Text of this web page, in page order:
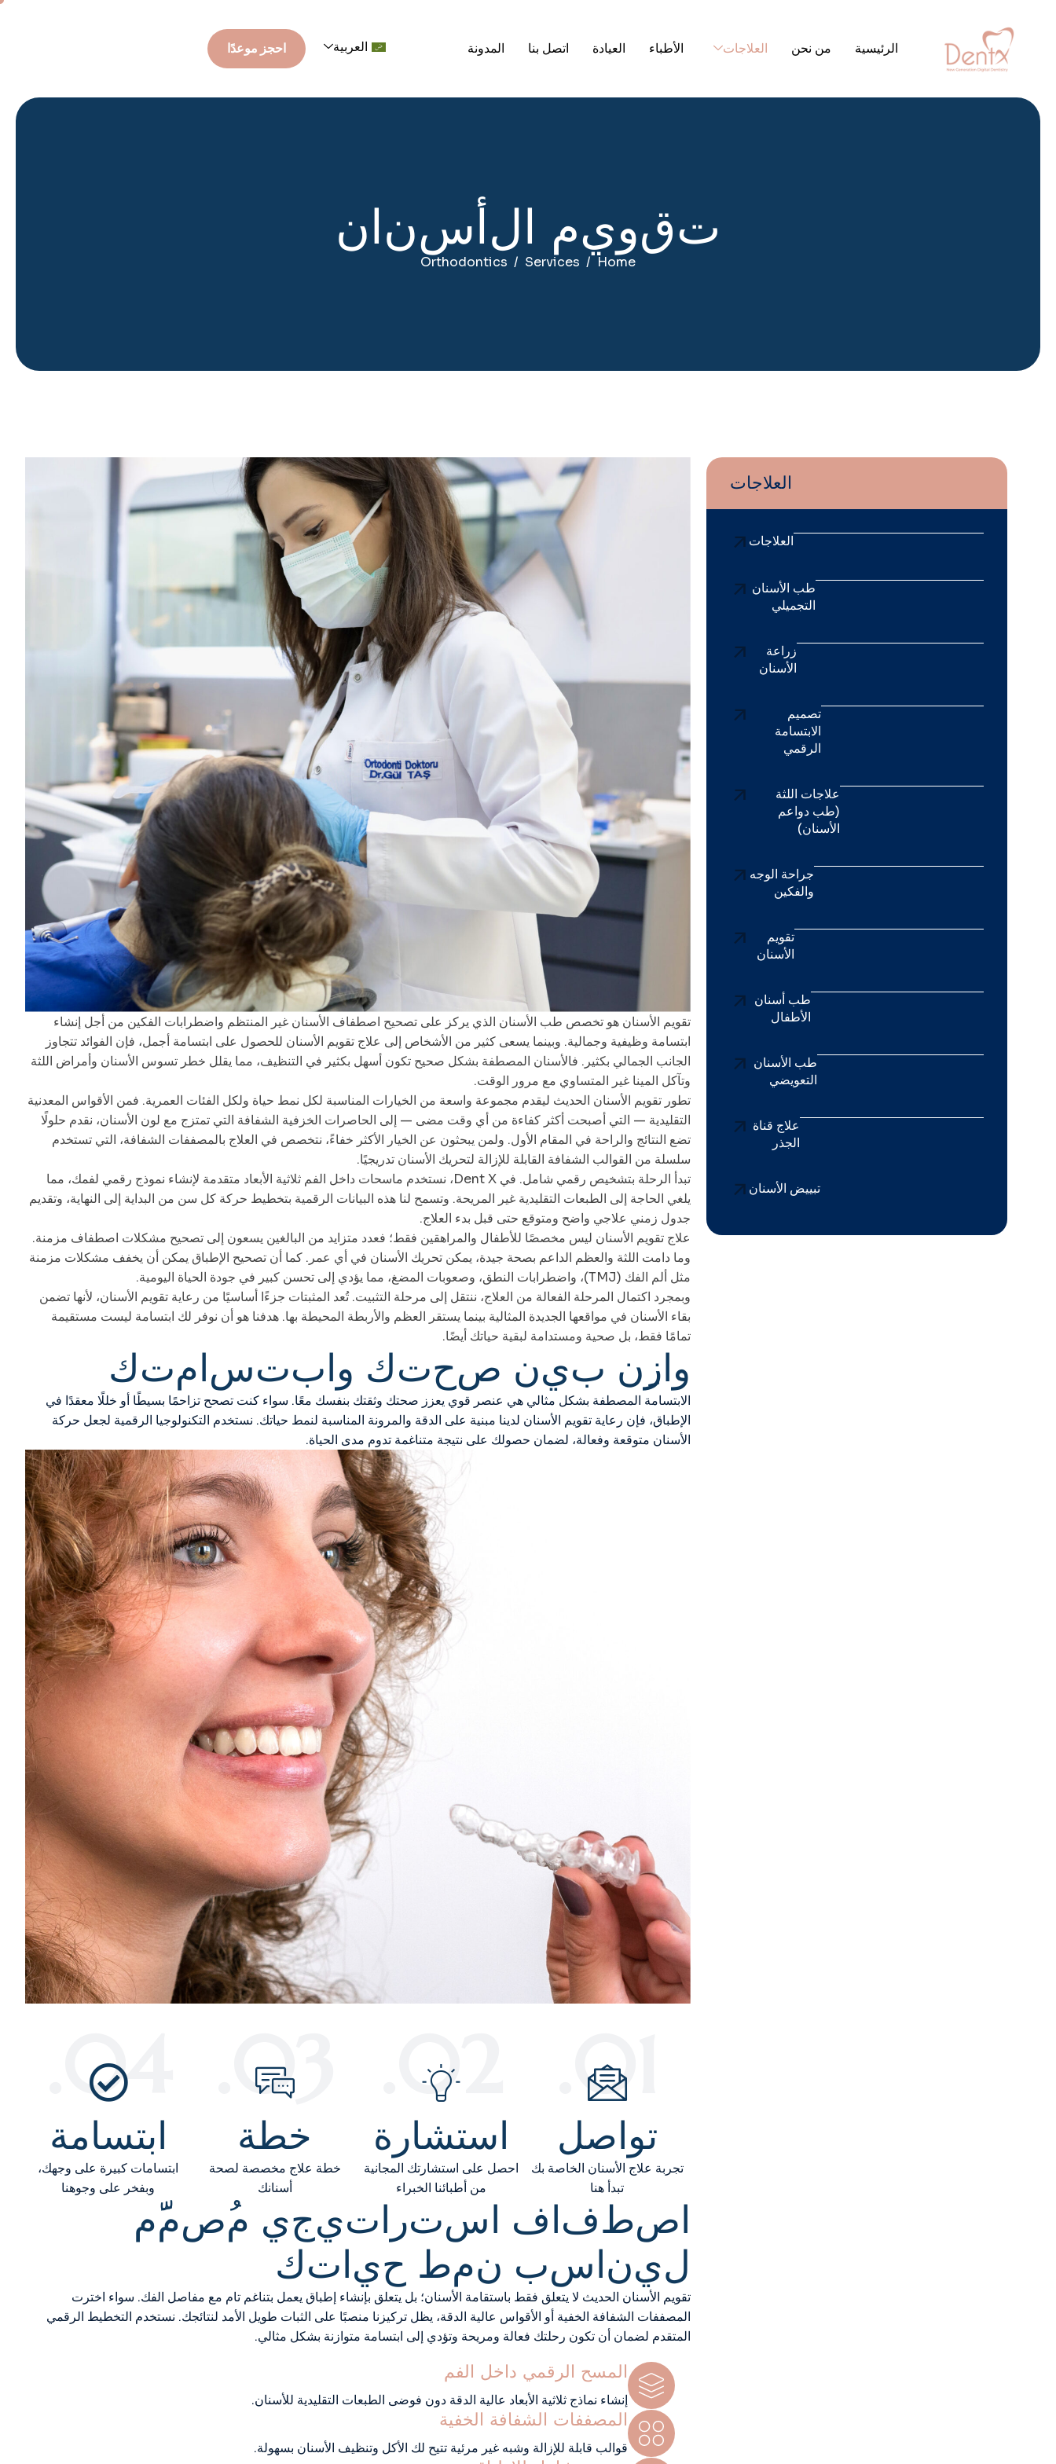
الرئيسية من نحن العلاجات الأطباء العيادة اتصل بنا المدونة العربية احجز موعدًا
تقويم الأسنان
Home
Services
Orthodontics
العلاجات
العلاجات
طب الأسنان
التجميلي
زراعة
الأسنان
تصميم
الابتسامة
الرقمي
علاجات اللثة
(طب دواعم
الأسنان)
جراحة الوجه
والفكين
تقويم
الأسنان
طب أسنان
الأطفال
طب الأسنان
التعويضي
علاج قناة
الجذر
تبييض الأسنان
تقويم الأسنان هو تخصص طب الأسنان الذي يركز على تصحيح اصطفاف الأسنان غير المنتظم واضطرابات الفكين من أجل إنشاء
ابتسامة وظيفية وجمالية. وبينما يسعى كثير من الأشخاص إلى علاج تقويم الأسنان للحصول على ابتسامة أجمل، فإن الفوائد تتجاوز
الجانب الجمالي بكثير. فالأسنان المصطفة بشكل صحيح تكون أسهل بكثير في التنظيف، مما يقلل خطر تسوس الأسنان وأمراض اللثة
وتآكل المينا غير المتساوي مع مرور الوقت.
تطور تقويم الأسنان الحديث ليقدم مجموعة واسعة من الخيارات المناسبة لكل نمط حياة ولكل الفئات العمرية. فمن الأقواس المعدنية
التقليدية — التي أصبحت أكثر كفاءة من أي وقت مضى — إلى الحاصرات الخزفية الشفافة التي تمتزج مع لون الأسنان، نقدم حلولًا
تضع النتائج والراحة في المقام الأول. ولمن يبحثون عن الخيار الأكثر خفاءً، نتخصص في العلاج بالمصففات الشفافة، التي تستخدم
سلسلة من القوالب الشفافة القابلة للإزالة لتحريك الأسنان تدريجيًا.
تبدأ الرحلة بتشخيص رقمي شامل. في Dent X، نستخدم ماسحات داخل الفم ثلاثية الأبعاد متقدمة لإنشاء نموذج رقمي لفمك، مما
يلغي الحاجة إلى الطبعات التقليدية غير المريحة. وتسمح لنا هذه البيانات الرقمية بتخطيط حركة كل سن من البداية إلى النهاية، وتقديم
جدول زمني علاجي واضح ومتوقع حتى قبل بدء العلاج.
علاج تقويم الأسنان ليس مخصصًا للأطفال والمراهقين فقط؛ فعدد متزايد من البالغين يسعون إلى تصحيح مشكلات اصطفاف مزمنة.
وما دامت اللثة والعظم الداعم بصحة جيدة، يمكن تحريك الأسنان في أي عمر. كما أن تصحيح الإطباق يمكن أن يخفف مشكلات مزمنة
مثل ألم الفك (TMJ)، واضطرابات النطق، وصعوبات المضغ، مما يؤدي إلى تحسن كبير في جودة الحياة اليومية.
وبمجرد اكتمال المرحلة الفعالة من العلاج، ننتقل إلى مرحلة التثبيت. تُعد المثبتات جزءًا أساسيًا من رعاية تقويم الأسنان، لأنها تضمن
بقاء الأسنان في مواقعها الجديدة المثالية بينما يستقر العظم والأربطة المحيطة بها. هدفنا هو أن نوفر لك ابتسامة ليست مستقيمة
تمامًا فقط، بل صحية ومستدامة لبقية حياتك أيضًا.
واز ن بين صحتك وابتسامتك
الابتسامة المصطفة بشكل مثالي هي عنصر قوي يعزز صحتك وثقتك بنفسك معًا. سواء كنت تصحح تزاحمًا بسيطًا أو خللًا معقدًا في
الإطباق، فإن رعاية تقويم الأسنان لدينا مبنية على الدقة والمرونة المناسبة لنمط حياتك. نستخدم التكنولوجيا الرقمية لجعل حركة
الأسنان متوقعة وفعالة، لضمان حصولك على نتيجة متناغمة تدوم مدى الحياة.
01.
تواصل
تجربة علاج الأسنان الخاصة بك
تبدأ هنا
02.
استشارة
احصل على استشارتك المجانية
من أطبائنا الخبراء
03.
خطة
خطة علاج مخصصة لصحة
أسنانك
04.
ابتسامة
ابتسامات كبيرة على وجهك،
وبفخر على وجوهنا
اصطفاف استر اتيجي مصمم
ليناسب نمط حياتك
تقويم الأسنان الحديث لا يتعلق فقط باستقامة الأسنان؛ بل يتعلق بإنشاء إطباق يعمل بتناغم تام مع مفاصل الفك. سواء اخترت
المصففات الشفافة الخفية أو الأقواس عالية الدقة، يظل تركيزنا منصبًا على الثبات طويل الأمد لنتائجك. نستخدم التخطيط الرقمي
المتقدم لضمان أن تكون رحلتك فعالة ومريحة وتؤدي إلى ابتسامة متوازنة بشكل مثالي.
المسح الرقمي داخل الفم
إنشاء نماذج ثلاثية الأبعاد عالية الدقة دون فوضى الطبعات التقليدية للأسنان.
المصففات الشفافة الخفية
قوالب قابلة للإزالة وشبه غير مرئية تتيح لك الأكل وتنظيف الأسنان بسهولة.